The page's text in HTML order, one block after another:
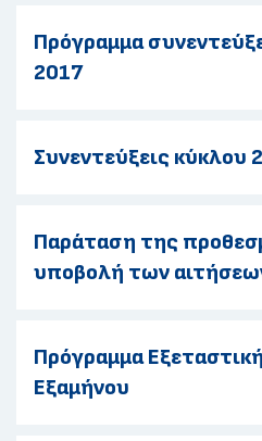
Πρόγραμμα
2017
Συνεντεύξεις κύκλου
Παράταση της
υποβολή των
Πρόγραμμα
Εξαμήνου